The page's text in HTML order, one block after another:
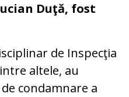
Duţă, fost
de Inspecţia
altele, au
condamnare a